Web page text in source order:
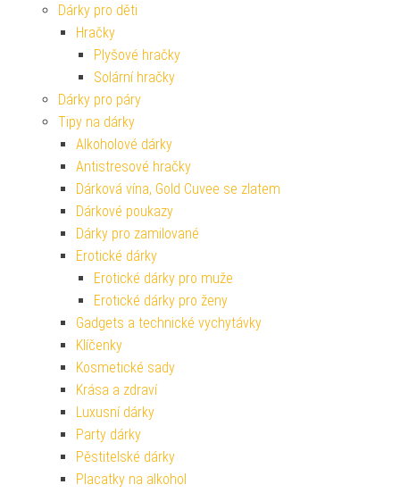
Dárky pro děti
Hračky
Plyšové hračky
Solární hračky
Dárky pro páry
Tipy na dárky
Alkoholové dárky
Antistresové hračky
Dárková vína, Gold Cuvee se zlatem
Dárkové poukazy
Dárky pro zamilované
Erotické dárky
Erotické dárky pro muže
Erotické dárky pro ženy
Gadgets a technické vychytávky
Klíčenky
Kosmetické sady
Krása a zdraví
Luxusní dárky
Party dárky
Pěstitelské dárky
Placatky na alkohol